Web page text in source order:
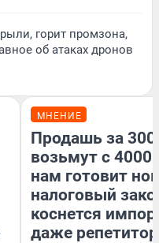
горит промзона,
об атаках дронов
МНЕНИЕ
Продашь за
возьмут с
нам готовит
налоговый
коснется
даже